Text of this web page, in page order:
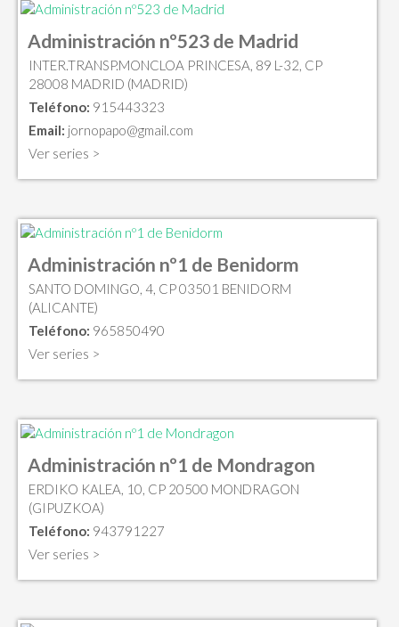
Administración nº523 de Madrid
INTER.TRANSP.MONCLOA PRINCESA, 89 L-32, CP
28008 MADRID (MADRID)
Teléfono: 915443323
Email: jornopapo@gmail.com
Ver series >
Administración nº1 de Benidorm
SANTO DOMINGO, 4, CP 03501 BENIDORM
(ALICANTE)
Teléfono: 965850490
Ver series >
Administración nº1 de Mondragon
ERDIKO KALEA, 10, CP 20500 MONDRAGON
(GIPUZKOA)
Teléfono: 943791227
Ver series >